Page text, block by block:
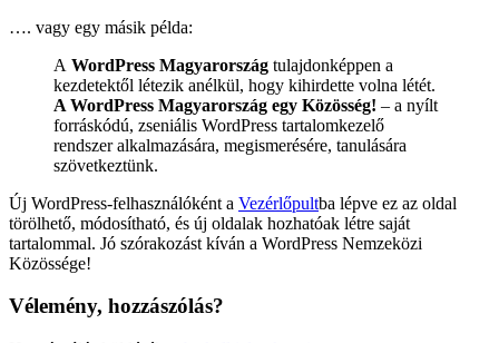
…. vagy egy másik példa:
A WordPress Magyarország tulajdonképpen a
kezdetektől létezik anélkül, hogy kihirdette volna létét.
A WordPress Magyarország egy Közösség! – a nyílt
forráskódú, zseniális WordPress tartalomkezelő
rendszer alkalmazására, megismerésére, tanulására
szövetkeztünk.
Új WordPress-felhasználóként a Vezérlőpultba lépve ez az oldal
törölhető, módosítható, és új oldalak hozhatóak létre saját
tartalommal. Jó szórakozást kíván a WordPress Nemzeközi
Közössége!
Vélemény, hozzászólás?